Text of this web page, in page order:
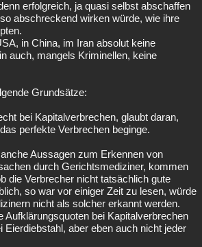
erfolgreich, ja quasi selbst abschaffen
abschreckend wirken würde, wie ihre
in China, im Iran absolut keine
auch, mangels Kriminellen, keine
Grundsätze:
bei Kapitalverbrechen, glaubt daran,
perfekte Verbrechen beginge.
Aussagen zum Erkennen von
durch Gerichtsmediziner, kommen
die Verbrecher nicht tatsächlich gute
so war vor einiger Zeit zu lesen, würde
nicht als solcher erkannt werden.
Aufklärungsquoten bei Kapitalverbrechen
Eierdiebstahl, aber eben auch nicht jeder